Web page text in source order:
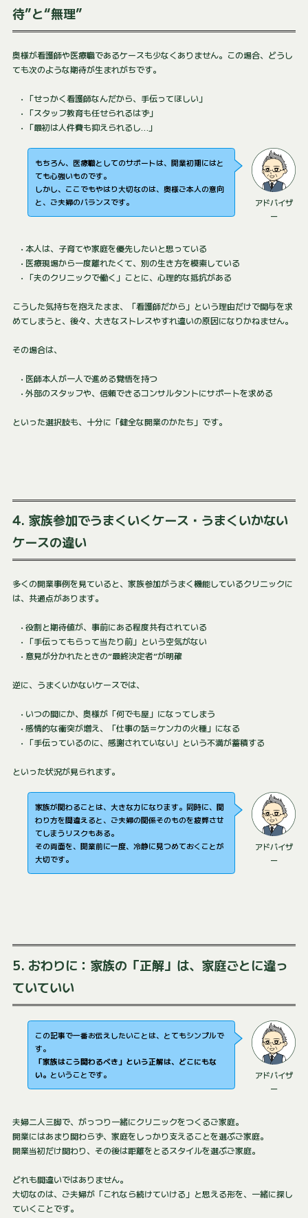
待”と“無理”
奥様が看護師や医療職であるケースも少なくありません。この場合、どうし
ても次のような期待が生まれがちです。
• 「せっかく看護師なんだから、手伝ってほしい」
• 「スタッフ教育も任せられるはず」
• 「最初は人件費も抑えられるし…」
アドバイザ
ー
もちろん、医療職としてのサポートは、開業初期にはと
ても心強いものです。
しかし、ここでもやはり大切なのは、奥様ご本人の意向
と、ご夫婦のバランスです。
• 本人は、子育てや家庭を優先したいと思っている
• 医療現場から一度離れたくて、別の生き方を模索している
• 「夫のクリニックで働く」ことに、心理的な抵抗がある
こうした気持ちを抱えたまま、「看護師だから」という理由だけで関与を求
めてしまうと、後々、大きなストレスやすれ違いの原因になりかねません。
その場合は、
• 医師本人が一人で進める覚悟を持つ
• 外部のスタッフや、信頼できるコンサルタントにサポートを求める
といった選択肢も、十分に「健全な開業のかたち」です。
4. 家族参加でうまくいくケース・うまくいかない
ケースの違い
多くの開業事例を見ていると、家族参加がうまく機能しているクリニックに
は、共通点があります。
• 役割と期待値が、事前にある程度共有されている
• 「手伝ってもらって当たり前」という空気がない
• 意見が分かれたときの“最終決定者”が明確
逆に、うまくいかないケースでは、
• いつの間にか、奥様が「何でも屋」になってしまう
• 感情的な衝突が増え、「仕事の話＝ケンカの火種」になる
• 「手伝っているのに、感謝されていない」という不満が蓄積する
といった状況が見られます。
アドバイザ
ー
家族が関わることは、大きな力になります。同時に、関
わり方を間違えると、ご夫婦の関係そのものを疲弊させ
てしまうリスクもある。
その両面を、開業前に一度、冷静に見つめておくことが
大切です。
5. おわりに：家族の「正解」は、家庭ごとに違っ
ていていい
アドバイザ
ー
この記事で一番お伝えしたいことは、とてもシンプルで
す。
「家族はこう関わるべき」という正解は、どこにもな
い。 ということです。
夫婦二人三脚で、がっつり一緒にクリニックをつくるご家庭。
開業にはあまり関わらず、家庭をしっかり支えることを選ぶご家庭。
開業当初だけ関わり、その後は距離をとるスタイルを選ぶご家庭。
どれも間違いではありません。
大切なのは、ご夫婦が「これなら続けていける」と思える形を、一緒に探し
ていくことです。